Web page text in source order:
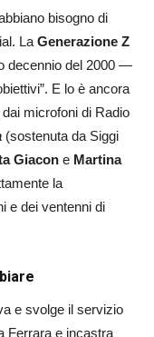
bisogno di
La Generazione Z
decennio del 2000 —
. E lo è ancora
microfoni di Radio
(sostenuta da Siggi
Giacon e Martina
la
e dei ventenni di
e svolge il servizio
Ferrara e incastra